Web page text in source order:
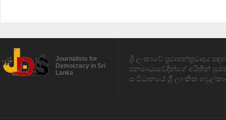
Journalists for
Democracy in Sri
Lanka
ශ්‍රී ලංකාවේ ප්‍රජාතන්ත්‍රවාදය
ජනමාධ්‍යවේදීන්ගේ අයිතීන්
සංවිධානයේ ශ්‍රී ලාංකික